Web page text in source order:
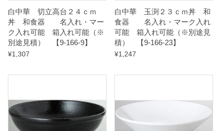
箱
入
れ
可
（
別
途
白中華 切立高台２４ｃｍ
丼 和食器 名入れ・マー
ク入れ可能 箱入れ可能（※
別途見積） 【9-166-9】
¥1,307
白中華 玉渕２３ｃｍ丼 和
食器 名入れ・マーク入れ
可能 箱入れ可能（※別途見
積） 【9-166-23】
¥1,247